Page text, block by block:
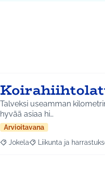
Talveksi useamman
hyvää asiaa hi…
Arvioitavana
Rajaa tulokset aihepiirin mukaan:
Jokela Rajaa tulokset teeman
Liikunta ja